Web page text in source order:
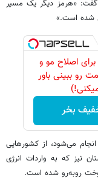
گفت: «هرمز دیگر یک مسیر
شده است.»
برای اصلاح مو و
رو ببینی باور
بخر
می‌شود، از کشورهایی
نیز که به واردات انرژی
روبه‌رو شده است.